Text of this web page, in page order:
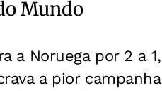
Mundo
a Noruega por 2 a
a pior